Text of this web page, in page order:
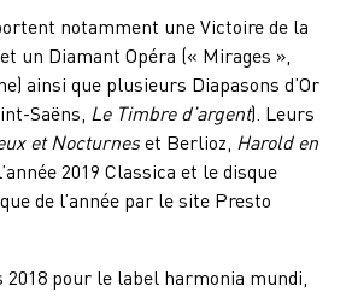
notamment une Victoire de la
un Diamant Opéra (« Mirages »,
ainsi que plusieurs Diapasons d’Or
Saëns, Le Timbre d’argent). Leurs
et Nocturneset Berlioz, Harold en
2019 Classica et le disque
de l’année par le site Presto
pour le label harmonia mundi,